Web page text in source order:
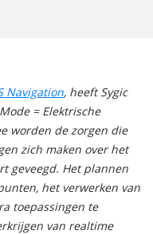
Navigation, heeft Sygic
= Elektrische
worden de zorgen die
zich maken over het
geveegd. Het plannen
het verwerken van
toepassingen te
van realtime